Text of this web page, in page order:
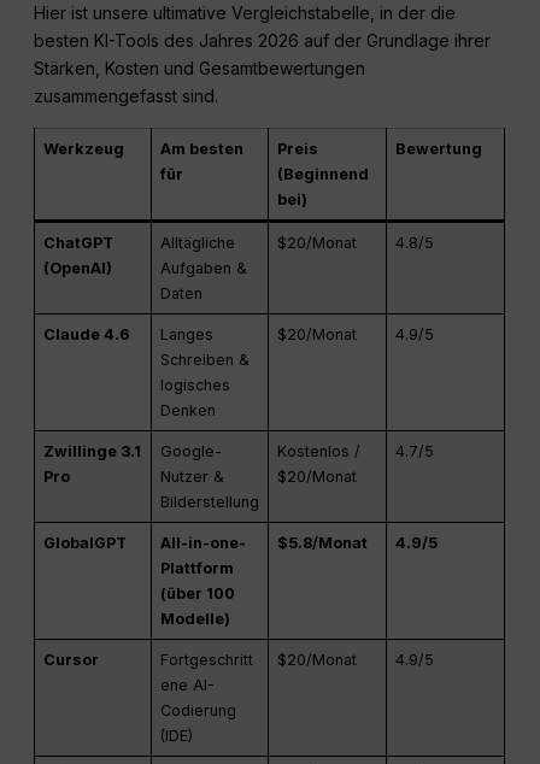
Hier ist unsere ultimative Vergleichstabelle, in der die
besten KI-Tools des Jahres 2026 auf der Grundlage ihrer
Stärken, Kosten und Gesamtbewertungen
zusammengefasst sind.
Werkzeug
Am besten
für
Preis
(Beginnend
bei)
Bewertung
ChatGPT
(OpenAI)
Alltägliche
Aufgaben &
Daten
$20/Monat 4.8/5
Claude 4.6
Langes
Schreiben &
logisches
Denken
$20/Monat 4.9/5
Zwillinge 3.1
Pro
Google-
Nutzer &
Bilderstellung
Kostenlos /
$20/Monat
4.7/5
GlobalGPT
All-in-one-
Plattform
(über 100
Modelle)
$5.8/Monat 4.9/5
Cursor
Fortgeschritt
ene AI-
Codierung
(IDE)
$20/Monat 4.9/5